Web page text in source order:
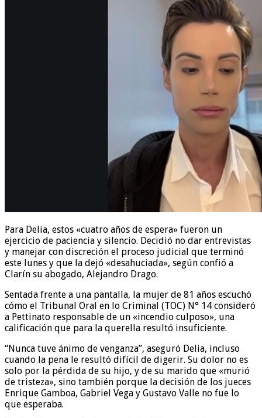
Para Delia, estos «cuatro años de espera» fueron un
ejercicio de paciencia y silencio. Decidió no dar entrevistas
y manejar con discreción el proceso judicial que terminó
este lunes y que la dejó «desahuciada», según confió a
Clarín su abogado, Alejandro Drago.
Sentada frente a una pantalla, la mujer de 81 años escuchó
cómo el Tribunal Oral en lo Criminal (TOC) N° 14 consideró
a Pettinato responsable de un «incendio culposo», una
calificación que para la querella resultó insuficiente.
“Nunca tuve ánimo de venganza”, aseguró Delia, incluso
cuando la pena le resultó difícil de digerir. Su dolor no es
solo por la pérdida de su hijo, y de su marido que «murió
de tristeza», sino también porque la decisión de los jueces
Enrique Gamboa, Gabriel Vega y Gustavo Valle no fue lo
que esperaba.